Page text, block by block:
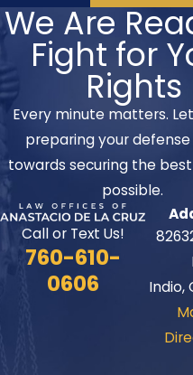
We Are
Fight for
Rights
Every minute matters.
preparing your
towards securing the
possible.
Call or Text Us!
760-610-
0606
Indio,